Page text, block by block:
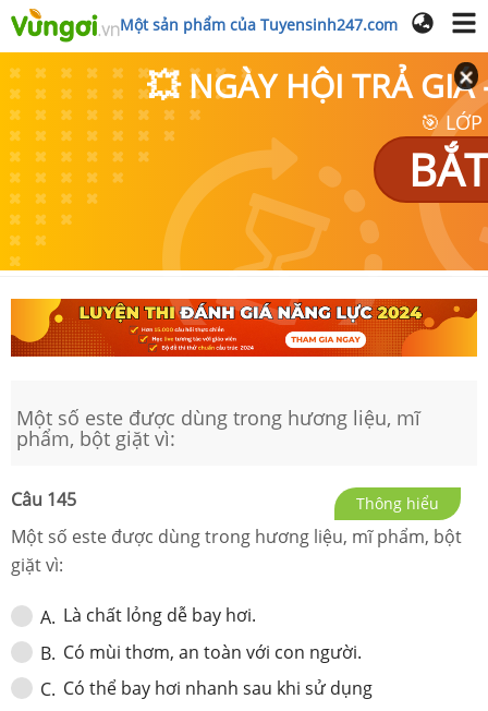
Một sản phẩm của Tuyensinh247.com
💥 NGÀY HỘI TRẢ GIÁ
🎯
Một số este được dùng trong hương liệu, mĩ
phẩm, bột giặt vì:
Câu 145 Thông hiểu
Một số este được dùng trong hương liệu, mĩ phẩm, bột
giặt vì:
A. Là chất lỏng dễ bay hơi.
B. Có mùi thơm, an toàn với con người.
C. Có thể bay hơi nhanh sau khi sử dụng